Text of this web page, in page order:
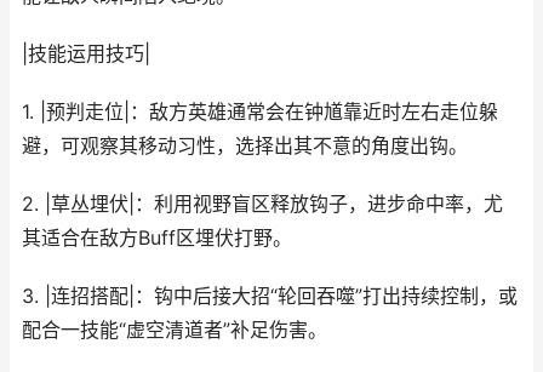
|技能运用技巧|
1. |预判走位|：敌方英雄通常会在钟馗靠近时左右走位躲
避，可观察其移动习性，选择出其不意的角度出钩。
2. |草丛埋伏|：利用视野盲区释放钩子，进步命中率，尤
其适合在敌方Buff区埋伏打野。
3. |连招搭配|：钩中后接大招“轮回吞噬”打出持续控制，或
配合一技能“虚空清道者”补足伤害。